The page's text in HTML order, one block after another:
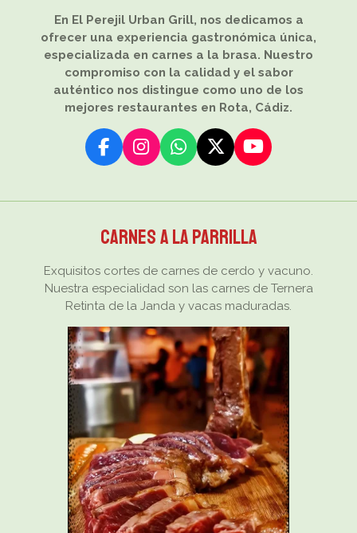
En El Perejil Urban Grill, nos dedicamos a
ofrecer una experiencia gastronómica única,
especializada en carnes a la brasa. Nuestro
compromiso con la calidad y el sabor
auténtico nos distingue como uno de los
mejores restaurantes en Rota, Cádiz.
F
e
o
k
I
t
g
a
m
W
t
A
p
X
Y
T
b
CARNES A LAPARRILLA
Exquisitos cortes de carnes de cerdo y vacuno.
Nuestra especialidad son las carnes de Ternera
Retinta de la Janda y vacas maduradas.